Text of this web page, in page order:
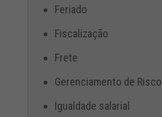
Feriado
Fiscalização
Frete
Gerenciamento de Risco
Igualdade salarial